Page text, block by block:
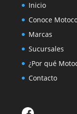
Inicio
Conoce
Marcas
Sucursales
¿Por qué
Contacto